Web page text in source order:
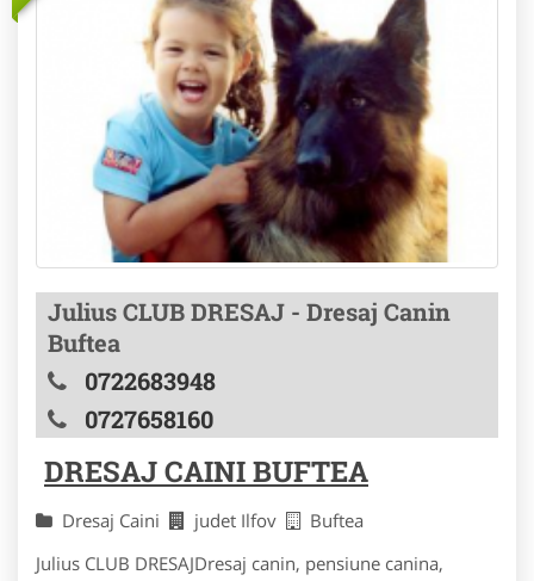
Julius CLUB DRESAJ - Dresaj Canin
Buftea
0722683948
0727658160
DRESAJ CAINI BUFTEA
Dresaj Caini judet Ilfov
Buftea
Julius CLUB DRESAJDresaj canin, pensiune canina,